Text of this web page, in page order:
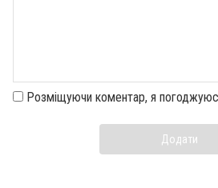
Розміщуючи коментар, я
Додати